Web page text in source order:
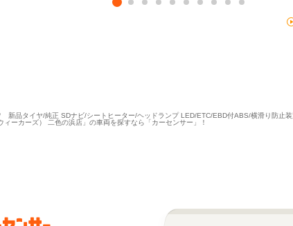
品タイヤ/純正 SDナビ/シートヒーター/ヘッドランプ LED/ETC/EBD付ABS/横滑り防止
ィーカーズ） 二色の浜店」の車両を探すなら「カーセンサー」！